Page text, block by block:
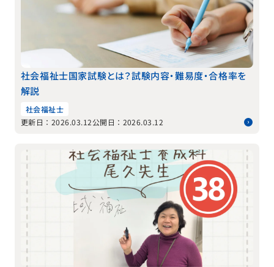
社会福祉士国家試験とは？試験内容・難易度・合格率を
解説
社会福祉士
更新日：2026.03.12公開日：2026.03.12